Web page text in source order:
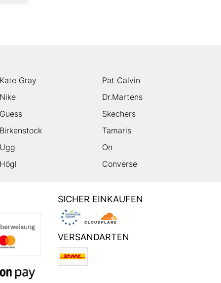
Kate Gray
Pat Calvin
Nike
Dr.Martens
Guess
Skechers
Birkenstock
Tamaris
Ugg
On
Högl Converse
SICHER EINKAUFEN
VERSANDARTEN